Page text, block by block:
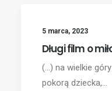
5 marca, 2023
Długi film o
(...) na wielkie
pokorą dziecka,…